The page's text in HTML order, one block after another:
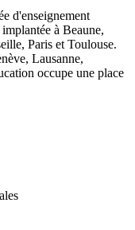
d'enseignement
à Beaune,
Paris et Toulouse.
Lausanne,
occupe une place